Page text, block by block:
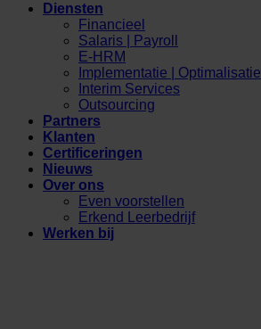
Diensten
Financieel
Salaris | Payroll
E-HRM
Implementatie | Optimalisatie
Interim Services
Outsourcing
Partners
Klanten
Certificeringen
Nieuws
Over ons
Even voorstellen
Erkend Leerbedrijf
Werken bij